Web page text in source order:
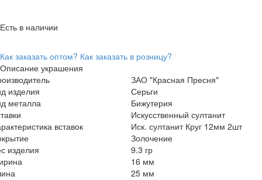
Есть в наличии
Как заказать оптом? Как заказать в розницу?
Описание украшения
ЗАО "Красная Пресня"
изделия
Серьги
металла
Бижутерия
Искусственный султанит
вставок
Иск. султанит Круг 12мм 2шт
Золочение
изделия
9.3 гр
16 мм
25 мм